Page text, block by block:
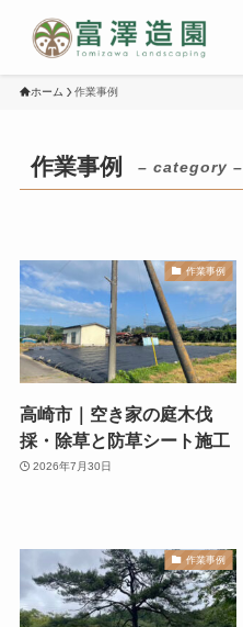
ホーム 作業事例
作業事例 – category –
作業事例
高崎市｜空き家の庭木伐
採・除草と防草シート施工
2026年7月30日
作業事例